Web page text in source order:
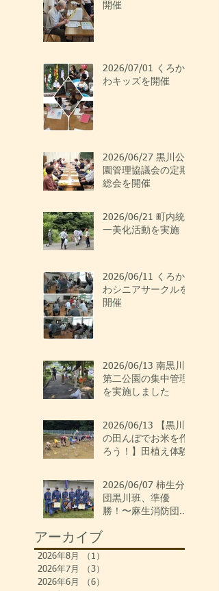
開催
2026/07/01 くろか
わキッズを開催
2026/06/27 黒川公
園管理協議会の定期
総会を開催
2026/06/21 町内統
一美化活動を実施
2026/06/11 くろか
わシニアサークルを
開催
2026/06/13 南黒川
第二公園の集中管理
を実施しました
2026/06/13 【黒川
の田んぼでお米を作
ろう！】田植え体験
2026/06/07 柿生分
団黒川班、準優
勝！〜麻生消防団ポ
アーカイブ
2026年8月 （1）
2026年7月
（3）
2026年6月
（6）